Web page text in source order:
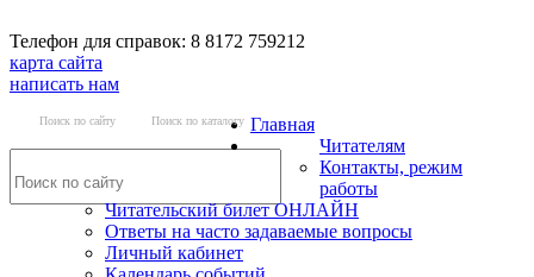
Телефон для справок: 8 8172 759212
карта сайта
написать нам
Поиск по сайту Поиск по каталогу Главная
Читателям
Контакты, режим
работы
Читательский билет ОНЛАЙН
Ответы на часто задаваемые вопросы
Личный кабинет